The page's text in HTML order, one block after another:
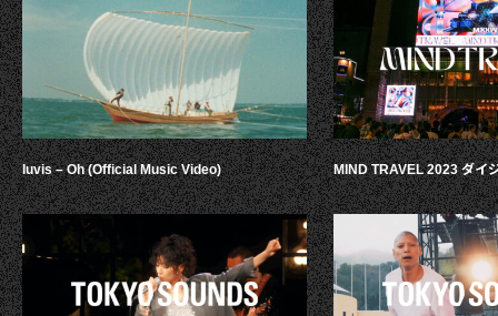
luvis – Oh (Official Music Video) MIND TRAVEL 2023 ダイ